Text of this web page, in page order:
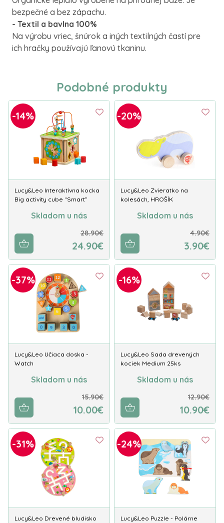
bezpečné a bez zápachu.
- Textil a bavlna 100%
Na výrobu vriec, šnúrok a iných textilných častí pre
ich hračky používajú ľanovú tkaninu.
Podobné produkty
-14%
Lucy&Leo Interaktívna kocka
Big activity cube “Smart”
Skladom u nás
28.90€
24.90€
-20%
Lucy&Leo Zvieratko na
kolesách, HROŠÍK
Skladom u nás
4.90€
3.90€
-37%
Lucy&Leo Učiaca doska -
Watch
Skladom u nás
15.90€
10.00€
-16%
Lucy&Leo Sada drevených
kociek Medium 25ks
Skladom u nás
12.90€
10.90€
-31%
Lucy&Leo Drevené bludisko
-24%
Lucy&Leo Puzzle - Polárne